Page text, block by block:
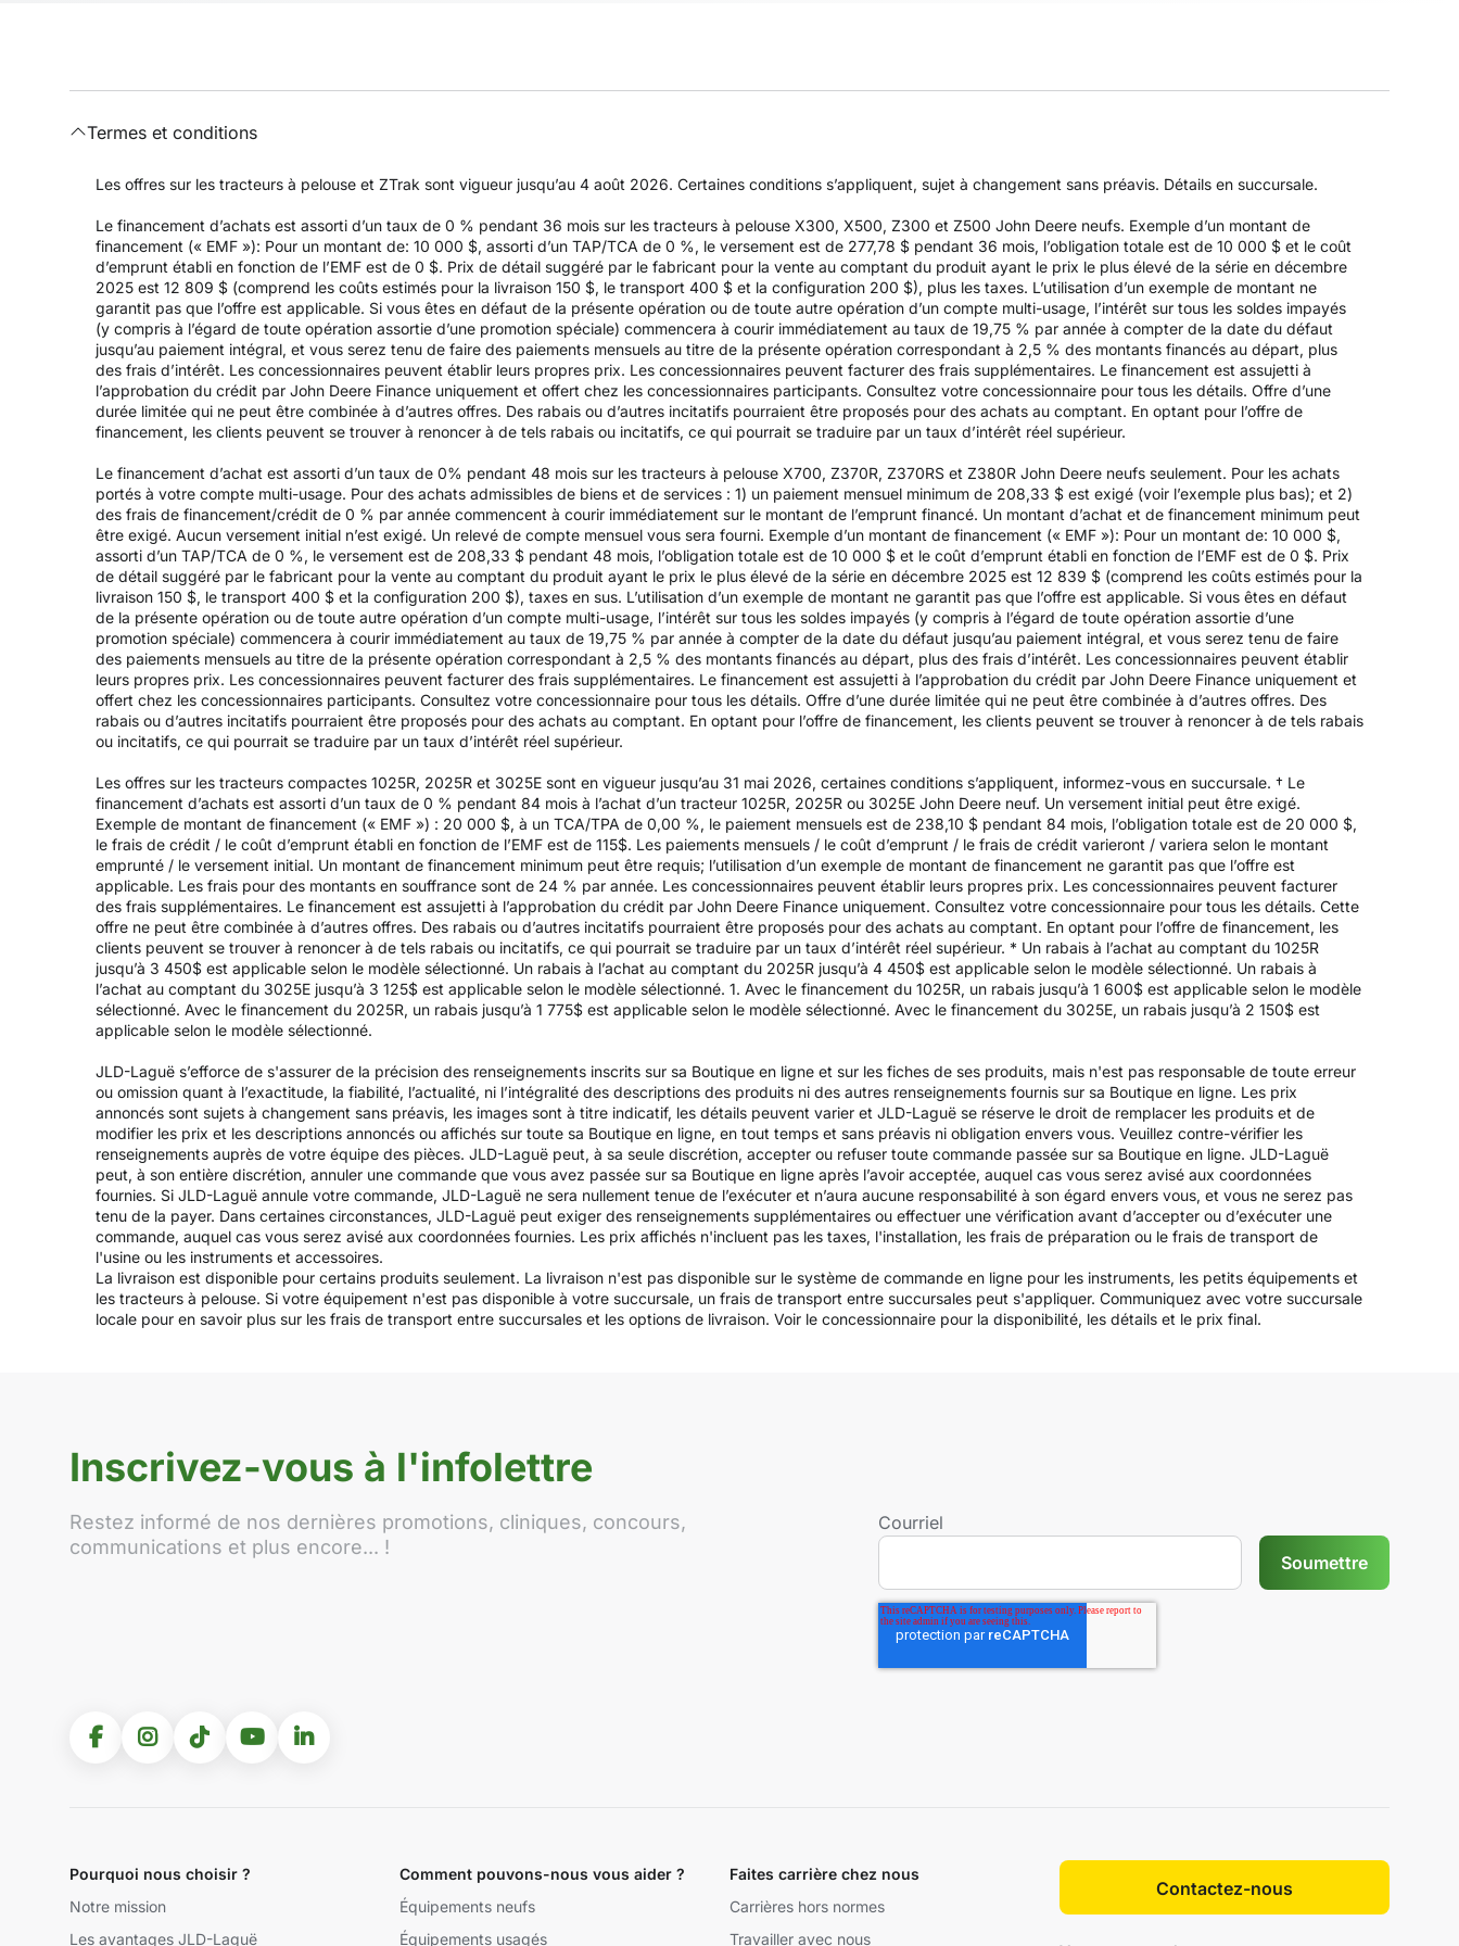
Termes et conditions
Les offres sur les tracteurs à pelouse et ZTrak sont vigueur jusqu’au 4 août 2026. Certaines conditions s’appliquent, sujet à changement sans préavis. Détails en succursale.
Le financement d’achats est assorti d’un taux de 0 % pendant 36 mois sur les tracteurs à pelouse X300, X500, Z300 et Z500 John Deere neufs. Exemple d’un montant de
financement (« EMF »): Pour un montant de: 10 000 $, assorti d’un TAP/TCA de 0 %, le versement est de 277,78 $ pendant 36 mois, l’obligation totale est de 10 000 $ et le coût
d’emprunt établi en fonction de l’EMF est de 0 $. Prix de détail suggéré par le fabricant pour la vente au comptant du produit ayant le prix le plus élevé de la série en décembre
2025 est 12 809 $ (comprend les coûts estimés pour la livraison 150 $, le transport 400 $ et la configuration 200 $), plus les taxes. L’utilisation d’un exemple de montant ne
garantit pas que l’offre est applicable. Si vous êtes en défaut de la présente opération ou de toute autre opération d’un compte multi-usage, l’intérêt sur tous les soldes impayés
(y compris à l’égard de toute opération assortie d’une promotion spéciale) commencera à courir immédiatement au taux de 19,75 % par année à compter de la date du défaut
jusqu’au paiement intégral, et vous serez tenu de faire des paiements mensuels au titre de la présente opération correspondant à 2,5 % des montants financés au départ, plus
des frais d’intérêt. Les concessionnaires peuvent établir leurs propres prix. Les concessionnaires peuvent facturer des frais supplémentaires. Le financement est assujetti à
l’approbation du crédit par John Deere Finance uniquement et offert chez les concessionnaires participants. Consultez votre concessionnaire pour tous les détails. Offre d’une
durée limitée qui ne peut être combinée à d’autres offres. Des rabais ou d’autres incitatifs pourraient être proposés pour des achats au comptant. En optant pour l’offre de
financement, les clients peuvent se trouver à renoncer à de tels rabais ou incitatifs, ce qui pourrait se traduire par un taux d’intérêt réel supérieur.
Le financement d’achat est assorti d’un taux de 0% pendant 48 mois sur les tracteurs à pelouse X700, Z370R, Z370RS et Z380R John Deere neufs seulement. Pour les achats
portés à votre compte multi-usage. Pour des achats admissibles de biens et de services : 1) un paiement mensuel minimum de 208,33 $ est exigé (voir l’exemple plus bas); et 2)
des frais de financement/crédit de 0 % par année commencent à courir immédiatement sur le montant de l’emprunt financé. Un montant d’achat et de financement minimum peut
être exigé. Aucun versement initial n’est exigé. Un relevé de compte mensuel vous sera fourni. Exemple d’un montant de financement (« EMF »): Pour un montant de: 10 000 $,
assorti d’un TAP/TCA de 0 %, le versement est de 208,33 $ pendant 48 mois, l’obligation totale est de 10 000 $ et le coût d’emprunt établi en fonction de l’EMF est de 0 $. Prix
de détail suggéré par le fabricant pour la vente au comptant du produit ayant le prix le plus élevé de la série en décembre 2025 est 12 839 $ (comprend les coûts estimés pour la
livraison 150 $, le transport 400 $ et la configuration 200 $), taxes en sus. L’utilisation d’un exemple de montant ne garantit pas que l’offre est applicable. Si vous êtes en défaut
de la présente opération ou de toute autre opération d’un compte multi-usage, l’intérêt sur tous les soldes impayés (y compris à l’égard de toute opération assortie d’une
promotion spéciale) commencera à courir immédiatement au taux de 19,75 % par année à compter de la date du défaut jusqu’au paiement intégral, et vous serez tenu de faire
des paiements mensuels au titre de la présente opération correspondant à 2,5 % des montants financés au départ, plus des frais d’intérêt. Les concessionnaires peuvent établir
leurs propres prix. Les concessionnaires peuvent facturer des frais supplémentaires. Le financement est assujetti à l’approbation du crédit par John Deere Finance uniquement et
offert chez les concessionnaires participants. Consultez votre concessionnaire pour tous les détails. Offre d’une durée limitée qui ne peut être combinée à d’autres offres. Des
rabais ou d’autres incitatifs pourraient être proposés pour des achats au comptant. En optant pour l’offre de financement, les clients peuvent se trouver à renoncer à de tels rabais
ou incitatifs, ce qui pourrait se traduire par un taux d’intérêt réel supérieur.
Les offres sur les tracteurs compactes 1025R, 2025R et 3025E sont en vigueur jusqu’au 31 mai 2026, certaines conditions s’appliquent, informez-vous en succursale. † Le
financement d’achats est assorti d’un taux de 0 % pendant 84 mois à l’achat d’un tracteur 1025R, 2025R ou 3025E John Deere neuf. Un versement initial peut être exigé.
Exemple de montant de financement (« EMF ») : 20 000 $, à un TCA/TPA de 0,00 %, le paiement mensuels est de 238,10 $ pendant 84 mois, l’obligation totale est de 20 000 $,
le frais de crédit / le coût d’emprunt établi en fonction de l’EMF est de 115$. Les paiements mensuels / le coût d’emprunt / le frais de crédit varieront / variera selon le montant
emprunté / le versement initial. Un montant de financement minimum peut être requis; l’utilisation d’un exemple de montant de financement ne garantit pas que l’offre est
applicable. Les frais pour des montants en souffrance sont de 24 % par année. Les concessionnaires peuvent établir leurs propres prix. Les concessionnaires peuvent facturer
des frais supplémentaires. Le financement est assujetti à l’approbation du crédit par John Deere Finance uniquement. Consultez votre concessionnaire pour tous les détails. Cette
offre ne peut être combinée à d’autres offres. Des rabais ou d’autres incitatifs pourraient être proposés pour des achats au comptant. En optant pour l’offre de financement, les
clients peuvent se trouver à renoncer à de tels rabais ou incitatifs, ce qui pourrait se traduire par un taux d’intérêt réel supérieur. * Un rabais à l’achat au comptant du 1025R
jusqu’à 3 450$ est applicable selon le modèle sélectionné. Un rabais à l’achat au comptant du 2025R jusqu’à 4 450$ est applicable selon le modèle sélectionné. Un rabais à
l’achat au comptant du 3025E jusqu’à 3 125$ est applicable selon le modèle sélectionné. 1. Avec le financement du 1025R, un rabais jusqu’à 1 600$ est applicable selon le modèle
sélectionné. Avec le financement du 2025R, un rabais jusqu’à 1 775$ est applicable selon le modèle sélectionné. Avec le financement du 3025E, un rabais jusqu’à 2 150$ est
applicable selon le modèle sélectionné.
JLD-Laguë s’efforce de s'assurer de la précision des renseignements inscrits sur sa Boutique en ligne et sur les fiches de ses produits, mais n'est pas responsable de toute erreur
ou omission quant à l’exactitude, la fiabilité, l’actualité, ni l’intégralité des descriptions des produits ni des autres renseignements fournis sur sa Boutique en ligne. Les prix
annoncés sont sujets à changement sans préavis, les images sont à titre indicatif, les détails peuvent varier et JLD-Laguë se réserve le droit de remplacer les produits et de
modifier les prix et les descriptions annoncés ou affichés sur toute sa Boutique en ligne, en tout temps et sans préavis ni obligation envers vous. Veuillez contre-vérifier les
renseignements auprès de votre équipe des pièces. JLD-Laguë peut, à sa seule discrétion, accepter ou refuser toute commande passée sur sa Boutique en ligne. JLD-Laguë
peut, à son entière discrétion, annuler une commande que vous avez passée sur sa Boutique en ligne après l’avoir acceptée, auquel cas vous serez avisé aux coordonnées
fournies. Si JLD-Laguë annule votre commande, JLD-Laguë ne sera nullement tenue de l’exécuter et n’aura aucune responsabilité à son égard envers vous, et vous ne serez pas
tenu de la payer. Dans certaines circonstances, JLD-Laguë peut exiger des renseignements supplémentaires ou effectuer une vérification avant d’accepter ou d’exécuter une
commande, auquel cas vous serez avisé aux coordonnées fournies. Les prix affichés n'incluent pas les taxes, l'installation, les frais de préparation ou le frais de transport de
l'usine ou les instruments et accessoires.
La livraison est disponible pour certains produits seulement. La livraison n'est pas disponible sur le système de commande en ligne pour les instruments, les petits équipements et
les tracteurs à pelouse. Si votre équipement n'est pas disponible à votre succursale, un frais de transport entre succursales peut s'appliquer. Communiquez avec votre succursale
locale pour en savoir plus sur les frais de transport entre succursales et les options de livraison. Voir le concessionnaire pour la disponibilité, les détails et le prix final.
Inscrivez-vous à l'infolettre
Restez informé de nos dernières promotions, cliniques, concours,
communications et plus encore... !
Courriel
Pourquoi nous choisir ?
Notre mission
Les avantages JLD-Laguë
Comment pouvons-nous vous aider ?
Équipements neufs
Équipements usagés
Faites carrière chez nous
Carrières hors normes
Travailler avec nous
Contactez-nous